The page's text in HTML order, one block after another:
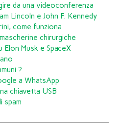
da una videoconferenza
Lincoln e John F. Kennedy
come funziona
chirurgiche
Musk e SpaceX
?
a WhatsApp
chiavetta USB
spam